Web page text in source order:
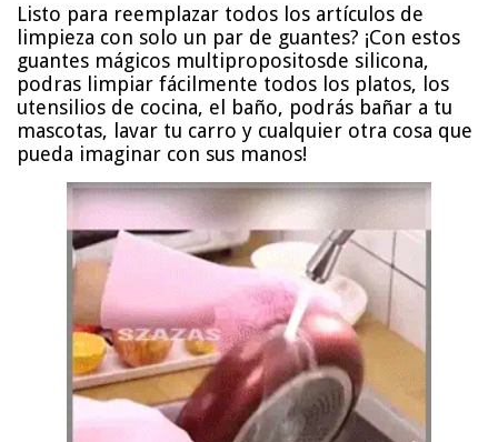
Listo para reemplazar todos los artículos de
limpieza con solo un par de guantes? ¡Con estos
guantes mágicos multipropositosde silicona,
podras limpiar fácilmente todos los platos, los
utensilios de cocina, el baño, podrás bañar a tu
mascotas, lavar tu carro y cualquier otra cosa que
pueda imaginar con sus manos!